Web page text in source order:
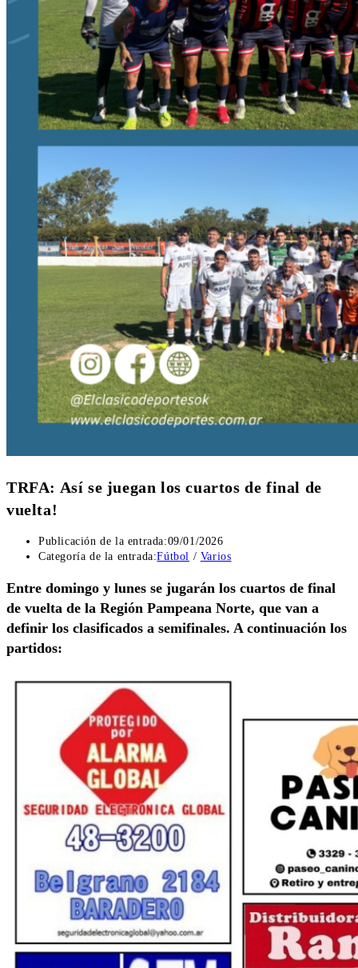
TRFA: Así se juegan los cuartos de final de
vuelta!
Publicación de la entrada:09/01/2026
Categoría de la entrada:Fútbol / Varios
Entre domingo y lunes se jugarán los cuartos de final
de vuelta de la Región Pampeana Norte, que van a
definir los clasificados a semifinales. A continuación los
partidos: